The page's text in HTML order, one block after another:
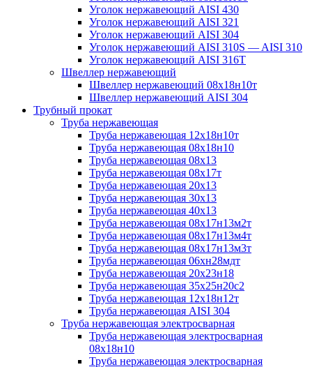
Уголок нержавеющий AISI 430
Уголок нержавеющий AISI 321
Уголок нержавеющий AISI 304
Уголок нержавеющий AISI 310S — AISI 310
Уголок нержавеющий AISI 316T
Швеллер нержавеющий
Швеллер нержавеющий 08х18н10т
Швеллер нержавеющий AISI 304
Трубный прокат
Труба нержавеющая
Труба нержавеющая 12х18н10т
Труба нержавеющая 08х18н10
Труба нержавеющая 08х13
Труба нержавеющая 08х17т
Труба нержавеющая 20х13
Труба нержавеющая 30х13
Труба нержавеющая 40х13
Труба нержавеющая 08х17н13м2т
Труба нержавеющая 08х17н13м4т
Труба нержавеющая 08х17н13м3т
Труба нержавеющая 06хн28мдт
Труба нержавеющая 20х23н18
Труба нержавеющая 35х25н20с2
Труба нержавеющая 12х18н12т
Труба нержавеющая AISI 304
Труба нержавеющая электросварная
Труба нержавеющая электросварная
08х18н10
Труба нержавеющая электросварная